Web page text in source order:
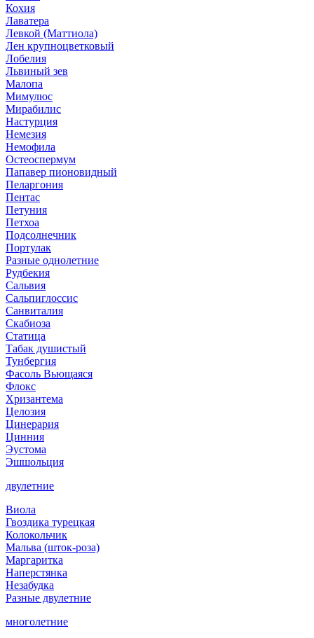
Кохия
Лаватера
Левкой (Маттиола)
Лен крупноцветковый
Лобелия
Львиный зев
Малопа
Мимулюс
Мирабилис
Настурция
Немезия
Немофила
Остеоспермум
Папавер пионовидный
Пеларгония
Пентас
Петуния
Петхоа
Подсолнечник
Портулак
Разные однолетние
Рудбекия
Сальвия
Сальпиглоссис
Санвиталия
Скабиоза
Статица
Табак душистый
Тунбергия
Фасоль Вьющаяся
Флокс
Хризантема
Целозия
Цинерария
Цинния
Эустома
Эшшольция
двулетние
Виола
Гвоздика турецкая
Колокольчик
Мальва (шток-роза)
Маргаритка
Наперстянка
Незабудка
Разные двулетние
многолетние